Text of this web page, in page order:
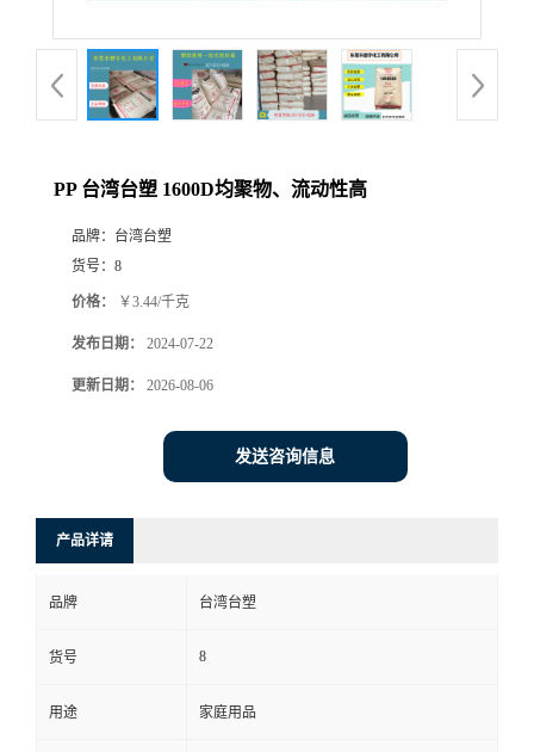
PP 台湾台塑 1600D均聚物、流动性高
品牌： 台湾台塑
货号： 8
价格： ￥3.44/千克
发布日期： 2024-07-22
更新日期： 2026-08-06
发送咨询信息
产品详请
品牌 台湾台塑
货号 8
用途 家庭用品